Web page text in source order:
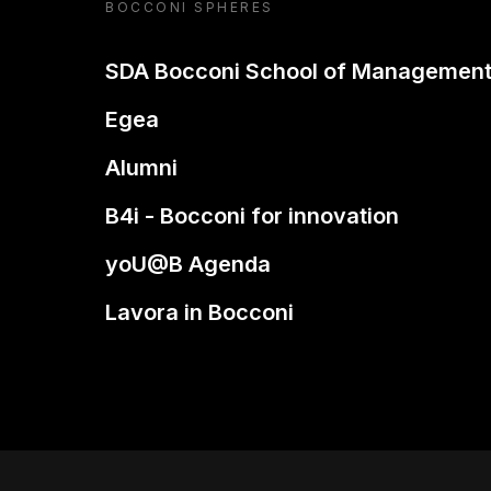
BOCCONI SPHERES
SDA Bocconi School of Management
Egea
Alumni
B4i - Bocconi for innovation
yoU@B Agenda
Lavora in Bocconi